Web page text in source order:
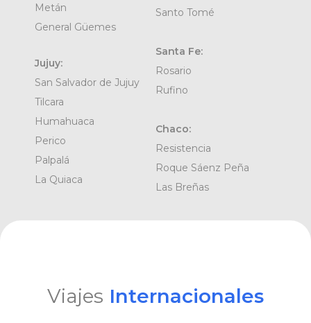
Metán
General Güemes
Jujuy:
San Salvador de Jujuy
Tilcara
Humahuaca
Perico
Palpalá
La Quiaca
Santo Tomé
Santa Fe:
Rosario
Rufino
Chaco:
Resistencia
Roque Sáenz Peña
Las Breñas
Viajes Internacionales